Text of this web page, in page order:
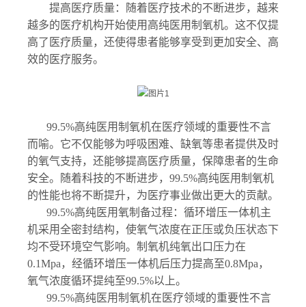
提高医疗质量：随着医疗技术的不断进步，越来
越多的医疗机构开始使用高纯医用制氧机。这不仅提
高了医疗质量，还使得患者能够享受到更加安全、高
效的医疗服务。
99.5%高纯医用制氧机在医疗领域的重要性不言
而喻。它不仅能够为呼吸困难、缺氧等患者提供及时
的氧气支持，还能够提高医疗质量，保障患者的生命
安全。随着科技的不断进步，99.5%高纯医用制氧机
的性能也将不断提升，为医疗事业做出更大的贡献。
99.5%高纯医用氧制备过程：循环增压一体机主
机采用全密封结构，使氧气浓度在正压或负压状态下
均不受环境空气影响。制氧机纯氧出口压力在
0.1Mpa，经循环增压一体机后压力提高至0.8Mpa，
氧气浓度循环提纯至99.5%以上。
99.5%高纯医用制氧机在医疗领域的重要性不言